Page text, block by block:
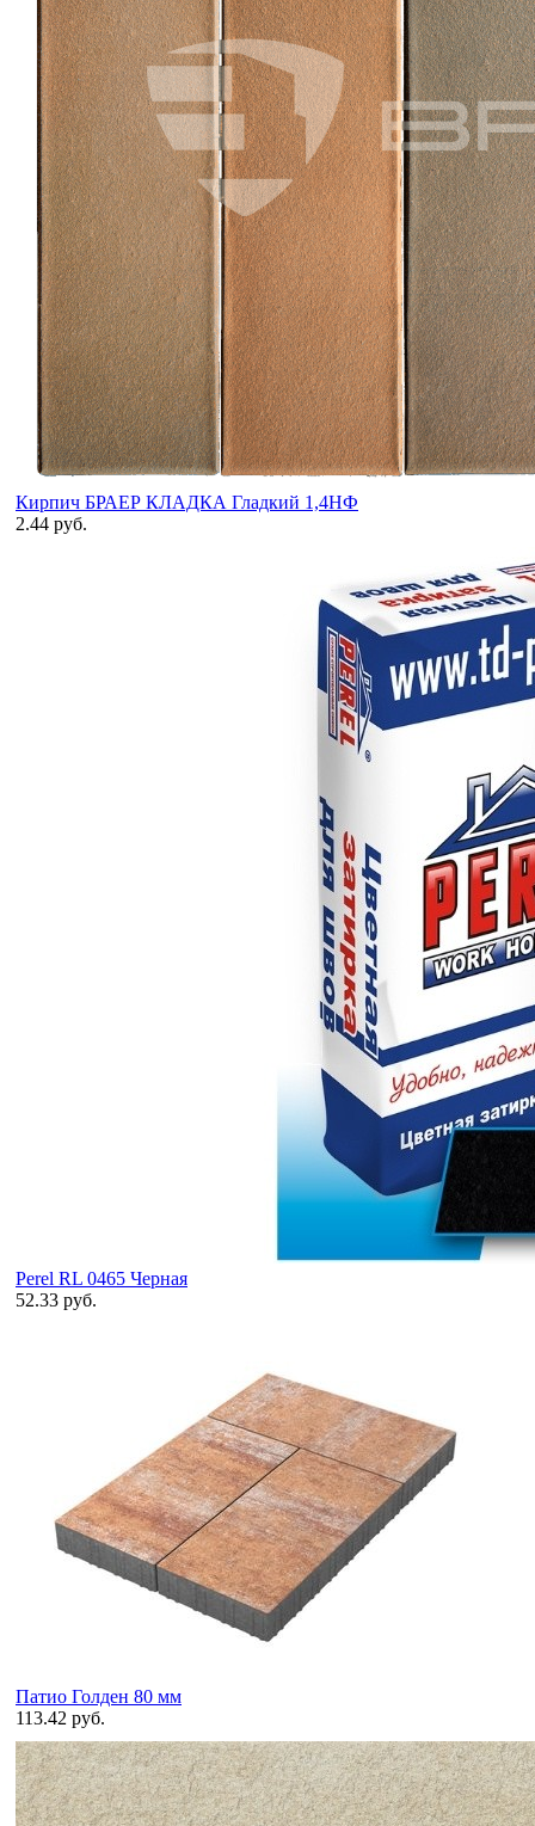
Кирпич БРАЕР КЛАДКА Гладкий 1,4НФ
2.44 руб.
Perel RL 0465 Черная
52.33 руб.
Патио Голден 80 мм
113.42 руб.